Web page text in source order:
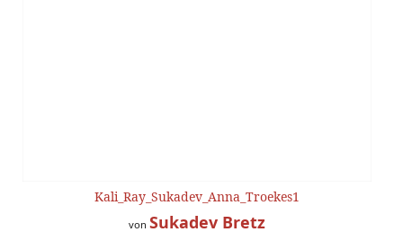
Kali_Ray_Sukadev_Anna_Troekes1
von Sukadev Bretz